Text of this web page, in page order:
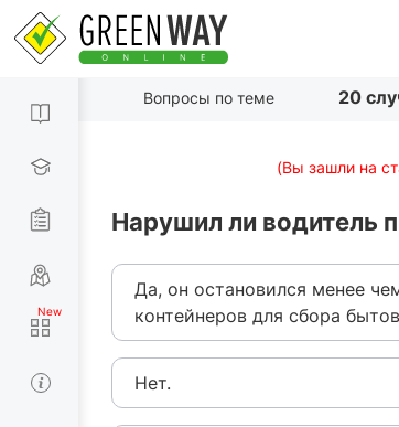
Вопросы по теме 20
(Вы зашли на
Нарушил ли водитель
Да, он остановился менее
контейнеров для сбора
Нет.